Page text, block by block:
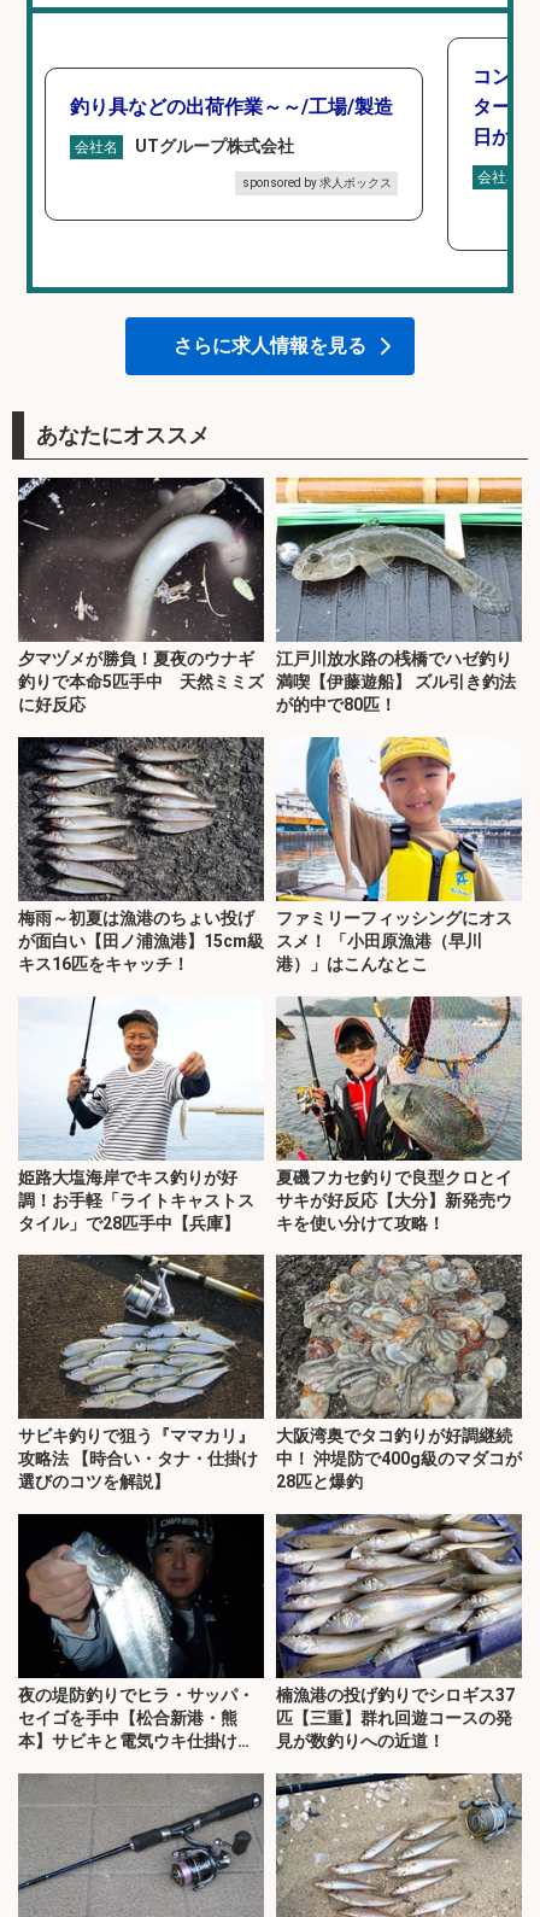
釣り具などの出荷作業～～/工場/製造
会社名 UTグループ株式会社
sponsored by 求人ボックス
コンビ
タート
日から
会社名
さらに求人情報を見る
あなたにオススメ
夕マヅメが勝負！夏夜のウナギ
釣りで本命5匹手中 天然ミミズ
に好反応
江戸川放水路の桟橋でハゼ釣り
満喫【伊藤遊船】 ズル引き釣法
が的中で80匹！
梅雨～初夏は漁港のちょい投げ
が面白い【田ノ浦漁港】15cm級
キス16匹をキャッチ！
ファミリーフィッシングにオス
スメ！ 「小田原漁港（早川
港）」はこんなとこ
姫路大塩海岸でキス釣りが好
調！お手軽「ライトキャストス
タイル」で28匹手中【兵庫】
夏磯フカセ釣りで良型クロとイ
サキが好反応【大分】新発売ウ
キを使い分けて攻略！
サビキ釣りで狙う『ママカリ』
攻略法 【時合い・タナ・仕掛け
選びのコツを解説】
大阪湾奥でタコ釣りが好調継続
中！ 沖堤防で400g級のマダコが
28匹と爆釣
夜の堤防釣りでヒラ・サッパ・
セイゴを手中【松合新港・熊
本】サビキと電気ウキ仕掛けで
楠漁港の投げ釣りでシロギス37
匹【三重】群れ回遊コースの発
見が数釣りへの近道！